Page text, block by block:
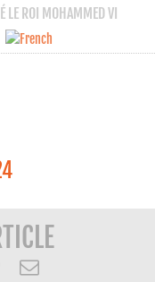
LE ROI MOHAMMED VI
2
Pinterest
Email